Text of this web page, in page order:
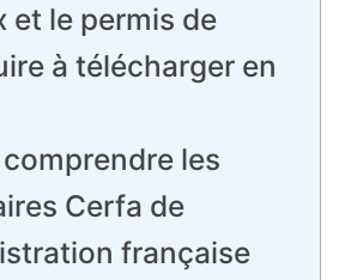
et le permis de
à télécharger en
les
Cerfa de
française